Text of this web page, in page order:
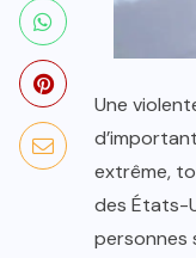
Une
extrême,
des États-
personnes